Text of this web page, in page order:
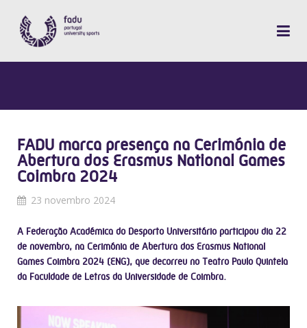
FADU marca presença na Cerimónia de
Abertura dos Erasmus National Games
Coimbra 2024
23 novembro 2024
A Federação Académica do Desporto Universitário participou dia 22
de novembro, na Cerimónia de Abertura dos Erasmus National
Games Coimbra 2024 (ENG), que decorreu no Teatro Paulo Quintela
da Faculdade de Letras da Universidade de Coimbra.